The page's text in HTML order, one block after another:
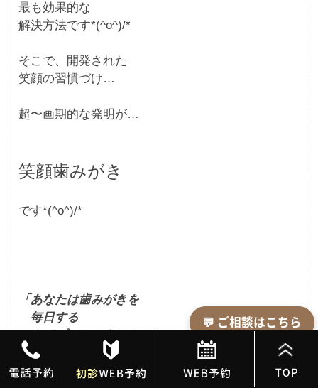
最も効果的な
解決方法です*(^o^)/*
そこで、開発された
笑顔の習慣づけ…
超〜画期的な発明が…
笑顔歯みがき
です*(^o^)/*
「あなたは歯みがきを
毎日する
タイプでしょうか？」
ほとんどの方が
💬 ご相談はこちら